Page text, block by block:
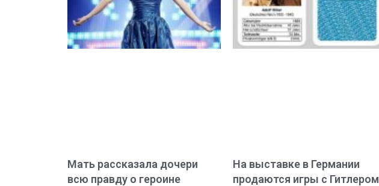
Мать рассказала дочери
всю правду о героине
На выставке в Германии
продаются игры с Гитлером